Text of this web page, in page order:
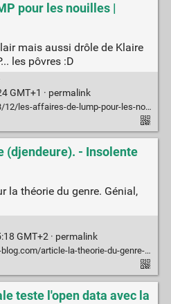
pour les nouilles |
mais aussi drôle de Klaire
les pôvres :D
GMT+1 · permalink
affaires-de-lump-pour-les-nouilles/
(djendeure). - Insolente
la théorie du genre. Génial,
GMT+2 · permalink
la-theorie-du-genre-djendeure-120623797.html
teste l'open data avec la